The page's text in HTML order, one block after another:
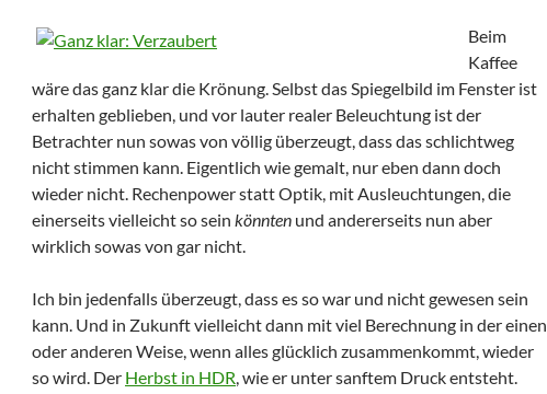
Beim
Kaffee
wäre das ganz klar die Krönung. Selbst das Spiegelbild im Fenster ist
erhalten geblieben, und vor lauter realer Beleuchtung ist der
Betrachter nun sowas von völlig überzeugt, dass das schlichtweg
nicht stimmen kann. Eigentlich wie gemalt, nur eben dann doch
wieder nicht. Rechenpower statt Optik, mit Ausleuchtungen, die
einerseits vielleicht so sein könnten und andererseits nun aber
wirklich sowas von gar nicht.
Ich bin jedenfalls überzeugt, dass es so war und nicht gewesen sein
kann. Und in Zukunft vielleicht dann mit viel Berechnung in der einen
oder anderen Weise, wenn alles glücklich zusammenkommt, wieder
so wird. Der Herbst in HDR, wie er unter sanftem Druck entsteht.